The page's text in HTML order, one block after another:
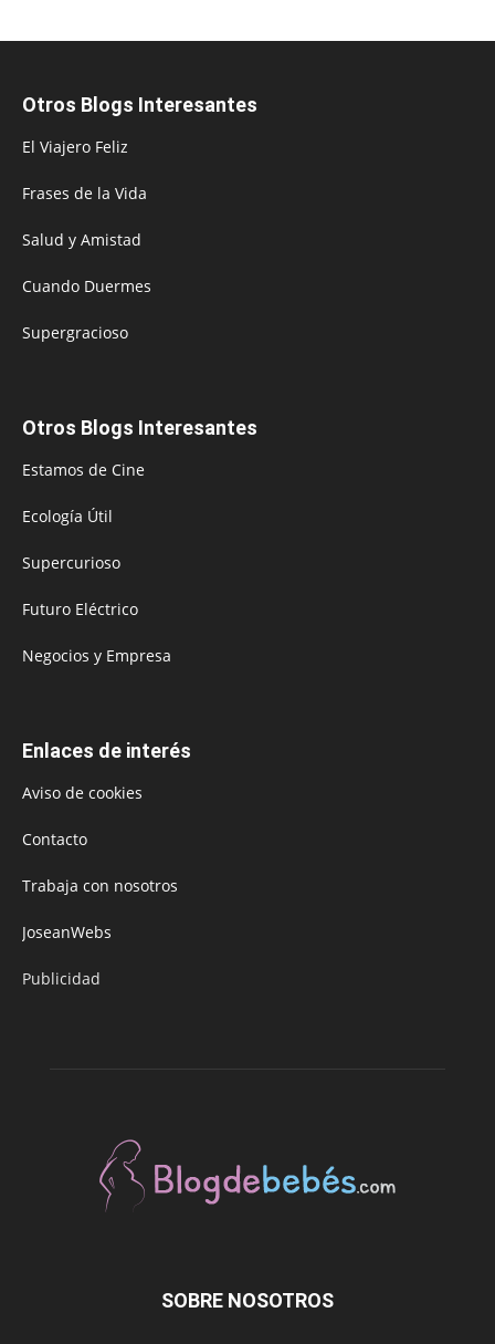
Otros Blogs Interesantes
El Viajero Feliz
Frases de la Vida
Salud y Amistad
Cuando Duermes
Supergracioso
Otros Blogs Interesantes
Estamos de Cine
Ecología Útil
Supercurioso
Futuro Eléctrico
Negocios y Empresa
Enlaces de interés
Aviso de cookies
Contacto
Trabaja con nosotros
JoseanWebs
Publicidad
SOBRE NOSOTROS